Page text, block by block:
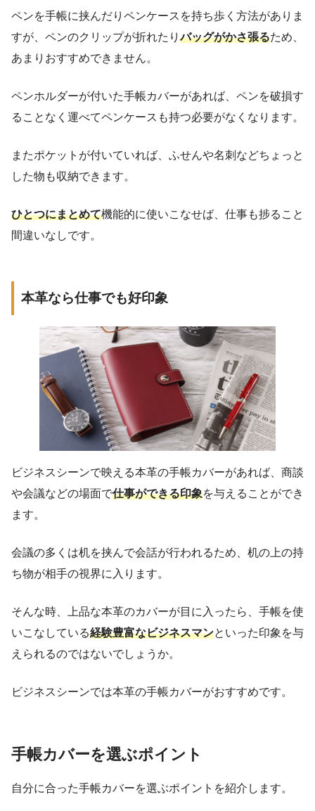
ペンを手帳に挟んだりペンケースを持ち歩く方法がありま
すが、ペンのクリップが折れたりバッグがかさ張るため、
あまりおすすめできません。
ペンホルダーが付いた手帳カバーがあれば、ペンを破損す
ることなく運べてペンケースも持つ必要がなくなります。
またポケットが付いていれば、ふせんや名刺などちょっと
した物も収納できます。
ひとつにまとめて機能的に使いこなせば、仕事も捗ること
間違いなしです。
本革なら仕事でも好印象
ビジネスシーンで映える本革の手帳カバーがあれば、商談
や会議などの場面で仕事ができる印象を与えることができ
ます。
会議の多くは机を挟んで会話が行われるため、机の上の持
ち物が相手の視界に入ります。
そんな時、上品な本革のカバーが目に入ったら、手帳を使
いこなしている経験豊富なビジネスマンといった印象を与
えられるのではないでしょうか。
ビジネスシーンでは本革の手帳カバーがおすすめです。
手帳カバーを選ぶポイント
自分に合った手帳カバーを選ぶポイントを紹介します。